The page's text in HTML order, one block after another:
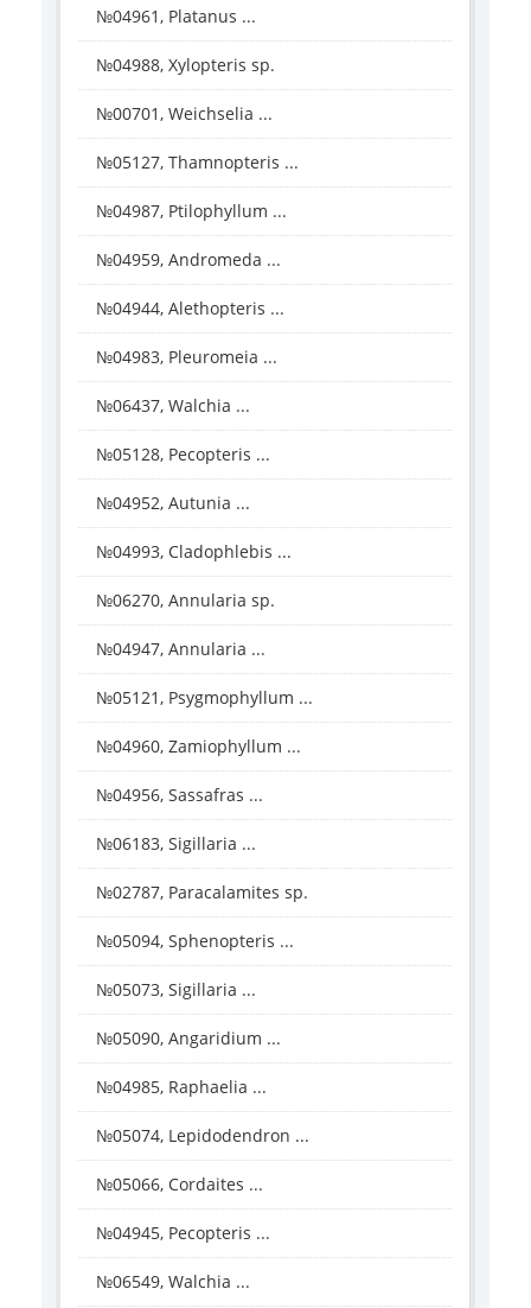
№04961, Platanus ...
№04988, Xylopteris sp.
№00701, Weichselia ...
№05127, Thamnopteris ...
№04987, Ptilophyllum ...
№04959, Andromeda ...
№04944, Alethopteris ...
№04983, Pleuromeia ...
№06437, Walchia ...
№05128, Pecopteris ...
№04952, Autunia ...
№04993, Cladophlebis ...
№06270, Annularia sp.
№04947, Annularia ...
№05121, Psygmophyllum ...
№04960, Zamiophyllum ...
№04956, Sassafras ...
№06183, Sigillaria ...
№02787, Paracalamites sp.
№05094, Sphenopteris ...
№05073, Sigillaria ...
№05090, Angaridium ...
№04985, Raphaelia ...
№05074, Lepidodendron ...
№05066, Cordaites ...
№04945, Pecopteris ...
№06549, Walchia ...